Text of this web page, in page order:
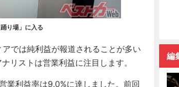
り場」に入る
では純利益が報道されることが多い
リストは営業利益に注目します。
利益率は9.0%に達しました。前回
編